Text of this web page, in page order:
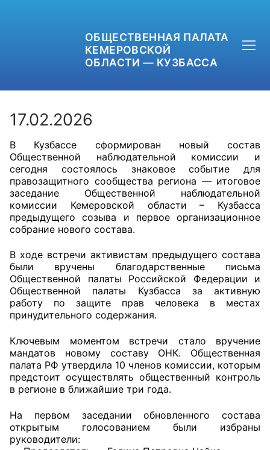
ОБЩЕСТВЕННАЯ ПАЛАТА
КЕМЕРОВСКОЙ
ОБЛАСТИ — КУЗБАССА
+7 (3842) 58-82-40
OPKO42@BK.RU
ОБРАТНАЯ СВЯЗЬ
Главная
Общественные советы
Общественные советы при территориальных
органах федеральных органов
исполнительной власти
независимой оценки качества условий
оказания услуг
17.02.2026
В Кузбассе сформирован новый состав
Общественной наблюдательной комиссии и
сегодня состоялось знаковое событие для
правозащитного сообщества региона — итоговое
заседание Общественной наблюдательной
комиссии Кемеровской области – Кузбасса
предыдущего созыва и первое организационное
собрание нового состава.
В ходе встречи активистам предыдущего состава
были вручены благодарственные письма
Общественной палаты Российской Федерации и
Общественной палаты Кузбасса за активную
работу по защите прав человека в местах
принудительного содержания.
Ключевым моментом встречи стало вручение
мандатов новому составу ОНК. Общественная
палата РФ утвердила 10 членов комиссии, которым
предстоит осуществлять общественный контроль
в регионе в ближайшие три года.
На первом заседании обновленного состава
открытым голосованием были избраны
руководители: